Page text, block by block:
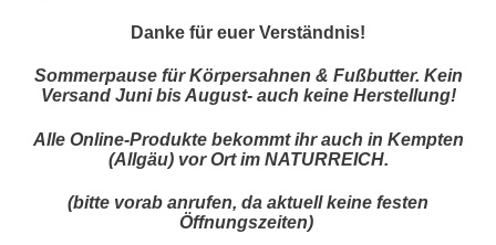
Danke für euer Verständnis!
Sommerpause für Körpersahnen & Fußbutter. Kein
Versand Juni bis August- auch keine Herstellung!
Alle Online-Produkte bekommt ihr auch in Kempten
(Allgäu) vor Ort im NATURREICH.
(bitte vorab anrufen, da aktuell keine festen
Öffnungszeiten)